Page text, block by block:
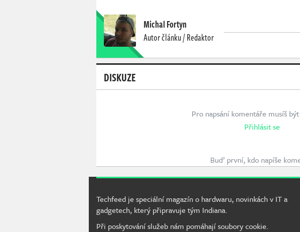
Michal Fortyn
Autor článku / Redaktor
DISKUZE
Pro napsání komentáře musíš
Přihlásit se
Buď první, kdo napíše
Techfeed je speciální magazín o hardwaru, novinkách v IT a
gadgetech, který připravuje tým Indiana.
Při poskytování služeb nám pomáhají soubory cookie.